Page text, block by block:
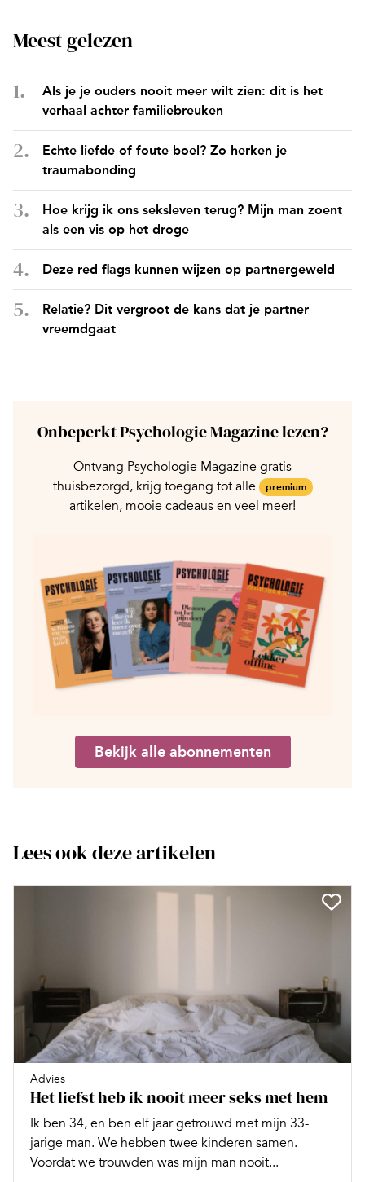
Meest gelezen
Als je je ouders nooit meer wilt zien: dit is het
verhaal achter familiebreuken
Echte liefde of foute boel? Zo herken je
traumabonding
Hoe krijg ik ons seksleven terug? Mijn man zoent
als een vis op het droge
Deze red flags kunnen wijzen op partnergeweld
Relatie? Dit vergroot de kans dat je partner
vreemdgaat
Onbeperkt Psychologie Magazine lezen?
Ontvang Psychologie Magazine gratis
thuisbezorgd, krijg toegang tot alle
premium
artikelen, mooie cadeaus en veel meer!
Bekijk alle abonnementen
Lees ook deze artikelen
Advies
Het liefst heb ik nooit meer seks met hem
Ik ben 34, en ben elf jaar getrouwd met mijn 33-
jarige man. We hebben twee kinderen samen.
Voordat we trouwden was mijn man nooit...